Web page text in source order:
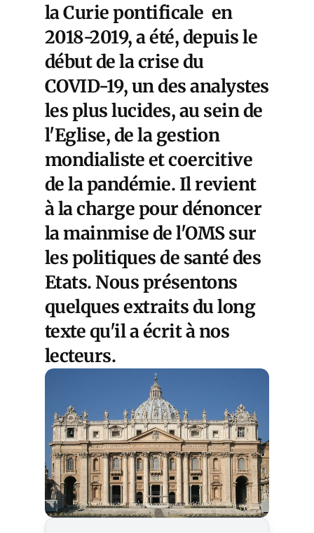
la Curie pontificale en
2018-2019, a été, depuis le
début de la crise du
COVID-19, un des analystes
les plus lucides, au sein de
l'Eglise, de la gestion
mondialiste et coercitive
de la pandémie. Il revient
à la charge pour dénoncer
la mainmise de l'OMS sur
les politiques de santé des
Etats. Nous présentons
quelques extraits du long
texte qu'il a écrit à nos
lecteurs.